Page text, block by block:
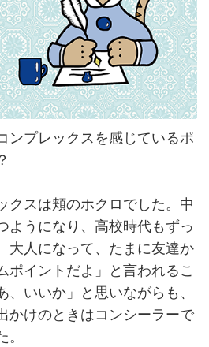
ンプレックスを感じているポ
クスは頬のホクロでした。中
ようになり、高校時代もずっ
大人になって、たまに友達か
ポイントだよ」と言われるこ
、いいか」と思いながらも、
かけのときはコンシーラーで